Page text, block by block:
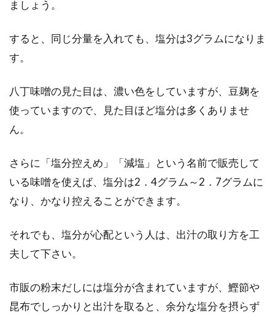
ましょう。
すると、同じ分量を入れても、塩分は3グラムになりま
す。
八丁味噌の見た目は、濃い色をしていますが、豆麹を
使っていますので、見た目ほど塩分は多くありませ
ん。
さらに「塩分控えめ」「減塩」という名前で販売して
いる味噌を使えば、塩分は2．4グラム～2．7グラムに
なり、かなり控えることができます。
それでも、塩分が心配という人は、出汁の取り方を工
夫して下さい。
市販の粉末だしには塩分が含まれていますが、鰹節や
昆布でしっかりと出汁を取ると、余分な塩分を摂らず